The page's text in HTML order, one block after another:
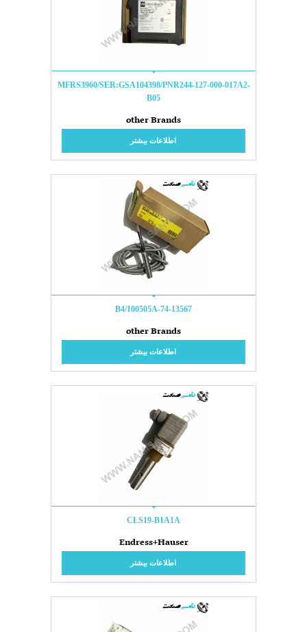
MFRS3960/SER:GSA104398/PNR244-127-000-017A2-
B05
other Brands
اطلاعات بیشتر
74-13567-B4/100505A
other Brands
اطلاعات بیشتر
CLS19-B1A1A
Endress+Hauser
اطلاعات بیشتر